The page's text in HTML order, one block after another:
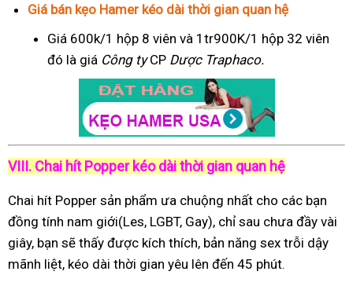
Giá bán kẹo Hamer kéo dài thời gian quan hệ
Giá 600k/1 hộp 8 viên và 1tr900K/1 hộp 32 viên
đó là giá Công tyCP Dược Traphaco.
VIII. Chai hít Popper kéo dài thời gian quan hệ
Chai hít Popper sản phẩm ưa chuộng nhất cho các bạn
đồng tính nam giới(Les, LGBT, Gay), chỉ sau chưa đầy vài
giây, bạn sẽ thấy được kích thích, bản năng sex trỗi dậy
mãnh liệt, kéo dài thời gian yêu lên đến 45 phút.